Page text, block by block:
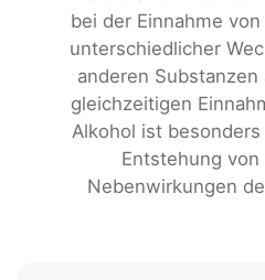
bei der Einnahme
unterschiedlicher
anderen
gleichzeitigen
Alkohol ist
Entstehung
Nebenwirkungen